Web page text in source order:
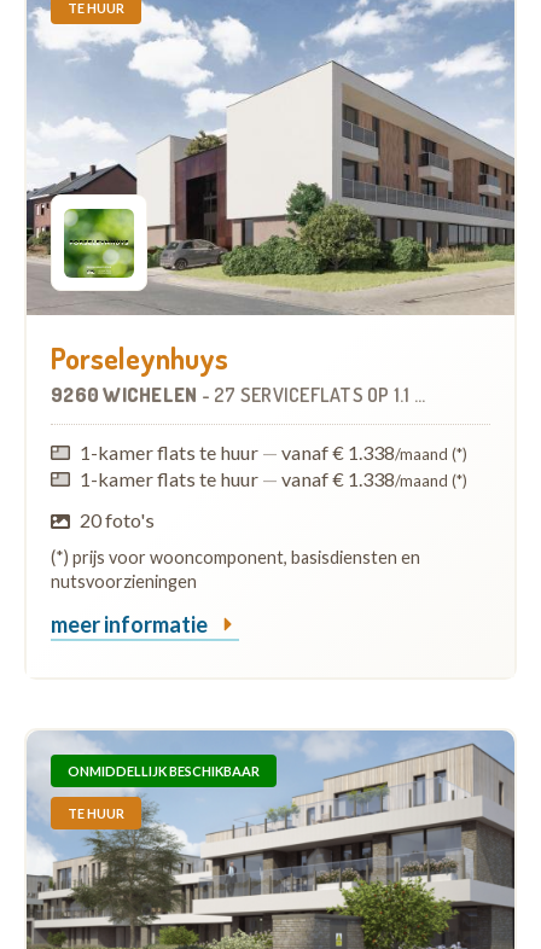
TE HUUR
Porseleynhuys
9260 WICHELEN - 27 SERVICEFLATS OP 1.1 KM
1-kamer flats te huur — vanaf € 1.338/maand (*)
1-kamer flats te huur — vanaf € 1.338/maand (*)
20 foto's
(*) prijs voor wooncomponent, basisdiensten en
nutsvoorzieningen
meer informatie
ONMIDDELLIJK BESCHIKBAAR
TE HUUR